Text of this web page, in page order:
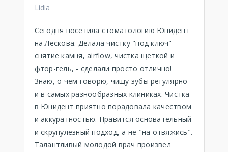
Lidia
Сегодня посетила стоматологию Юнидент
на Лескова. Делала чистку "под ключ"-
снятие камня, airflow, чистка щеткой и
фтор-гель, - сделали просто отлично!
Знаю, о чем говорю, чищу зубы регулярно
и в самых разнообразных клиниках. Чистка
в Юнидент приятно порадовала качеством
и аккуратностью. Нравится основательный
и скрупулезный подход, а не "на отвяжись".
Талантливый молодой врач произвел